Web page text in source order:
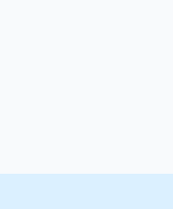
akan mulai belajar